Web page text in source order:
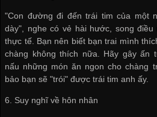
"Con đường đi đến trái tim của một
dày", nghe có vẻ hài hước, song
thực tế. Bạn nên biết bạn trai mình
chàng không thích nữa. Hãy gây ấn
nấu những món ăn ngon cho chàng
bảo bạn sẽ "trói" được trái tim anh ấy.
6. Suy nghĩ về hôn nhân